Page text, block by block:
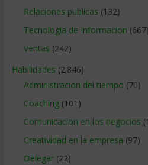
Relaciones publicas (132)
Tecnologia de Informacion (667)
Ventas (242)
Habilidades (2.846)
Administracion del tiempo (70)
Coaching(101)
Comunicacion en los negocios
Creatividad en la empresa (97)
Delegar(22)